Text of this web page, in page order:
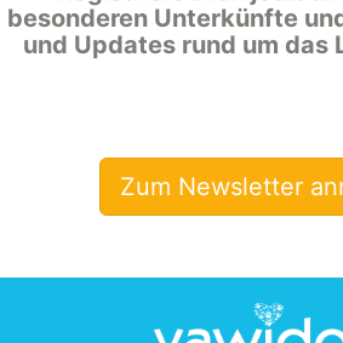
besonderen Unterkünfte
und Updates rund um das
Zum Newsletter